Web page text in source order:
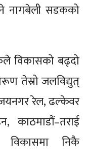
नागबेली सडकको
विकासको बढ्दो
तेस्रो जलविद्युत्
रेल, ढल्केवर
काठमाडौं–तराई
विकासमा निकै